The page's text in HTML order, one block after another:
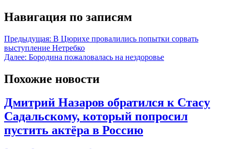
Навигация по записям
Предыдущая: В Цюрихе провалились попытки сорвать
выступление Нетребко
Далее: Бородина пожаловалась на нездоровье
Похожие новости
Дмитрий Назаров обратился к Стасу
Садальскому, который попросил
пустить актёра в Россию